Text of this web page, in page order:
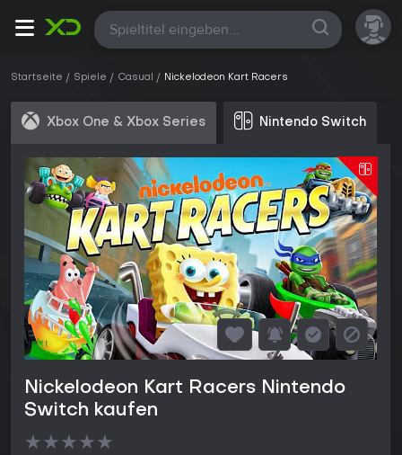
Alle
Startseite Spiele Casual Nickelodeon Kart Racers
Xbox One & Xbox Series Nintendo Switch
Nickelodeon Kart Racers Nintendo
Switch kaufen
★★★★★